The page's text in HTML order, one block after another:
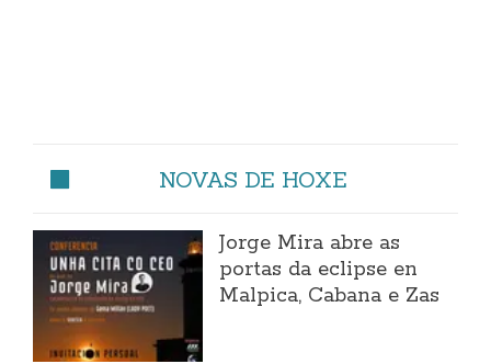
NOVAS DE HOXE
Jorge Mira abre as
portas da eclipse en
Malpica, Cabana e Zas